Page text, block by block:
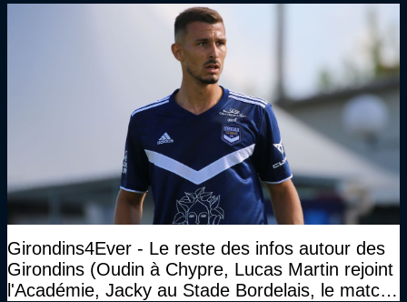
Girondins4Ever - Le reste des infos autour des
Girondins (Oudin à Chypre, Lucas Martin rejoint
l'Académie, Jacky au Stade Bordelais, le match